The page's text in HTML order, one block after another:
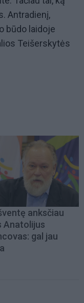
Antradienį,
būdo laidoje
Teišerskytės
anksčiau
Anatolijus
gal jau